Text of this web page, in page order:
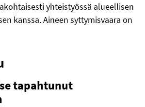
yhteistyössä alueellisen
kanssa. Aineen syttymisvaara on
tapahtunut